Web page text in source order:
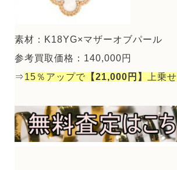
素材：K18YG×マザーオブパール
参考買取価格：140,000円
⇒15％アップで 【21,000円】 上乗せ